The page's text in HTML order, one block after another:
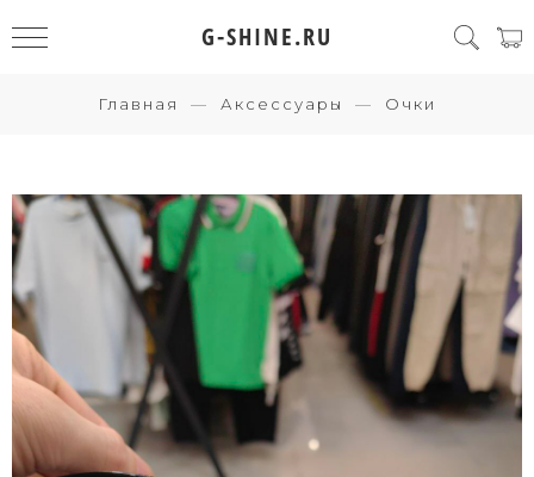
G-SHINE.RU
Главная Аксессуары Очки